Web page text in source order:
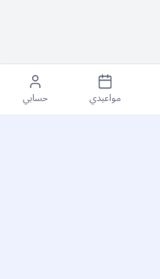
مواعيدي حسابي